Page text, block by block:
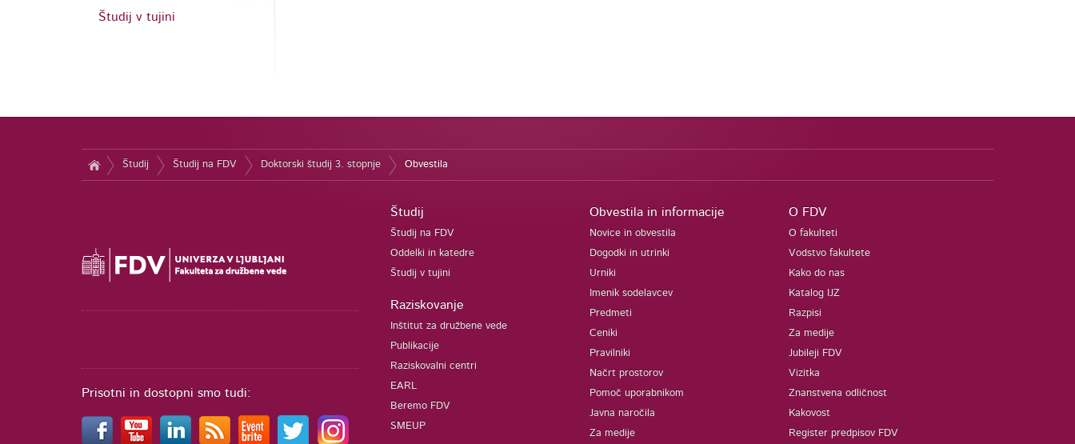
Študij v tujini
Študij Študij na FDV Doktorski študij 3. stopnje Obvestila
Prisotni in dostopni smo tudi:
Študij
Študij na FDV
Oddelki in katedre
Študij v tujini
Raziskovanje
Inštitut za družbene vede
Publikacije
Raziskovalni centri
EARL
Beremo FDV
SMEUP
Obvestila in informacije
Novice in obvestila
Dogodki in utrinki
Urniki
Imenik sodelavcev
Predmeti
Ceniki
Pravilniki
Načrt prostorov
Pomoč uporabnikom
Javna naročila
Za medije
O FDV
O fakulteti
Vodstvo fakultete
Kako do nas
Katalog IJZ
Razpisi
Za medije
Jubileji FDV
Vizitka
Znanstvena odličnost
Kakovost
Register predpisov FDV